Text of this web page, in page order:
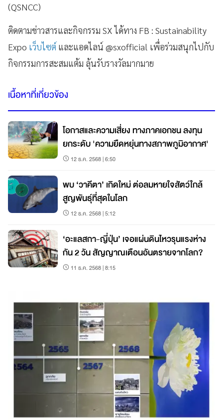
(QSNCC)
ติดตามข่าวสารและกิจกรรม SX ได้ทาง FB : Sustainability
Expo เว็บไซต์ และแอดไลน์ @sxofficial เพื่อร่วมสนุกไปกับ
กิจกรรมการสะสมแต้ม ลุ้นรับรางวัลมากมาย
เนื้อหาที่เกี่ยวข้อง
โอกาสและความเสี่ยง ทางภาคเอกชน ลงทุน
ยกระดับ 'ความยืดหยุ่นทางสภาพภูมิอากาศ'
12 ธ.ค. 2568 | 6:50
พบ ‘วาคีตา’ เกิดใหม่ ต่อลมหายใจสัตว์ใกล้
สูญพันธุ์ที่สุดในโลก
12 ธ.ค. 2568 | 5:12
‘อะแลสกา-ญี่ปุ่น’ เจอแผ่นดินไหวรุนแรงห่าง
กัน 2 วัน สัญญาณเตือนอันตรายจากโลก?
11 ธ.ค. 2568 | 8:15